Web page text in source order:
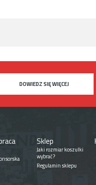
DOWIEDZ SIĘ WIĘCEJ
Sklep
Jaki rozmiar koszulki
wybrać?
Regulamin sklepu